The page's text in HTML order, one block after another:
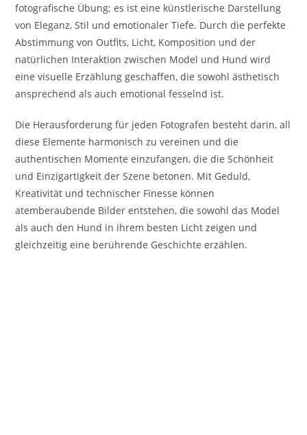
fotografische Übung; es ist eine künstlerische Darstellung
von Eleganz, Stil und emotionaler Tiefe. Durch die perfekte
Abstimmung von Outfits, Licht, Komposition und der
natürlichen Interaktion zwischen Model und Hund wird
eine visuelle Erzählung geschaffen, die sowohl ästhetisch
ansprechend als auch emotional fesselnd ist.
Die Herausforderung für jeden Fotografen besteht darin, all
diese Elemente harmonisch zu vereinen und die
authentischen Momente einzufangen, die die Schönheit
und Einzigartigkeit der Szene betonen. Mit Geduld,
Kreativität und technischer Finesse können
atemberaubende Bilder entstehen, die sowohl das Model
als auch den Hund in ihrem besten Licht zeigen und
gleichzeitig eine berührende Geschichte erzählen.